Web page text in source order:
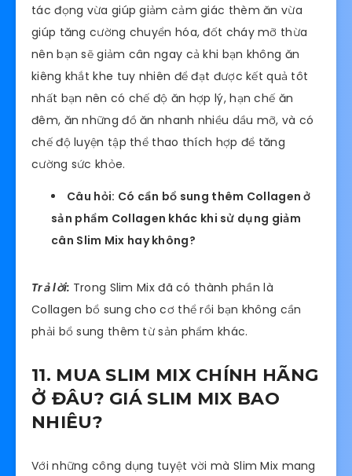
tác đọng vừa giúp giảm cảm giác thèm ăn vừa
giúp tăng cường chuyển hóa, đốt cháy mỡ thừa
nên bạn sẽ giảm cân ngay cả khi bạn không ăn
kiêng khắt khe tuy nhiên để đạt được kết quả tôt
nhất bạn nên có chế độ ăn hợp lý, hạn chế ăn
đêm, ăn những đồ ăn nhanh nhiều dầu mỡ, và có
chế độ luyện tập thể thao thích hợp để tăng
cường sức khỏe.
Câu hỏi: Có cần bổ sung thêm Collagen ở
sản phẩm Collagen khác khi sử dụng giảm
cân Slim Mix hay không?
Trả lời: Trong Slim Mix đã có thành phần là
Collagen bổ sung cho cơ thể rồi bạn không cần
phải bổ sung thêm từ sản phẩm khác.
11. MUA SLIM MIX CHÍNH HÃNG
Ở ĐÂU? GIÁ SLIM MIX BAO
NHIÊU?
Với những công dụng tuyệt vời mà Slim Mix mang